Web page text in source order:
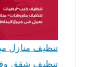
تنظيف شقق